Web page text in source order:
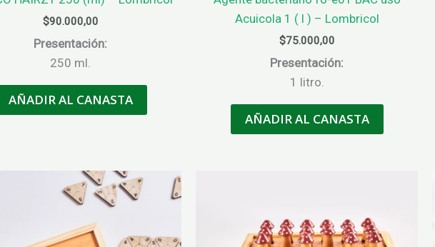
$90.000,00
Presentación:
250 ml.
AÑADIR AL CANASTA
Acuicola 1 ( l ) – Lombricol
$75.000,00
Presentación:
1 litro.
AÑADIR AL CANASTA